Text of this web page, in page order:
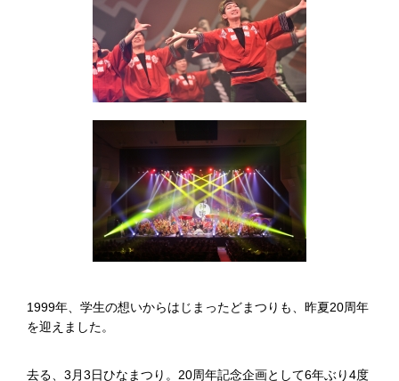
1999年、学生の想いからはじまったどまつりも、昨夏20周年
を迎えました。
去る、3月3日ひなまつり。20周年記念企画として6年ぶり4度